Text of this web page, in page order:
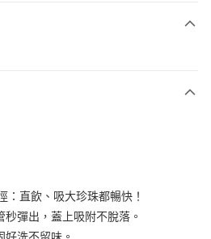
：直飲、吸大珍珠都暢快！
彈出，蓋上吸附不脫落。